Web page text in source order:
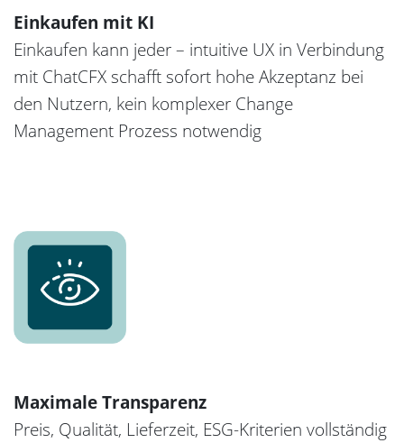
Einkaufen mit KI
Einkaufen kann jeder – intuitive UX in Verbindung
mit ChatCFX schafft sofort hohe Akzeptanz bei
den Nutzern, kein komplexer Change
Management Prozess notwendig
Maximale Transparenz
Preis, Qualität, Lieferzeit, ESG-Kriterien vollständig